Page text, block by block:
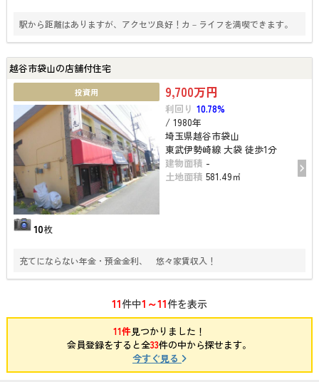
駅から距離はありますが、アクセツ良好！カ－ライフを満喫できます。
越谷市袋山の店舗付住宅
投資用
10枚
9,700万円
利回り 10.78%
/ 1980年
埼玉県越谷市袋山
東武伊勢崎線 大袋 徒歩1分
建物面積 -
土地面積 581.49㎡
充てにならない年金・預金金利、 悠々家賃収入！
11件中1～11件を表示
11件見つかりました！
会員登録をすると全33件の中から探せます。
今すぐ見る